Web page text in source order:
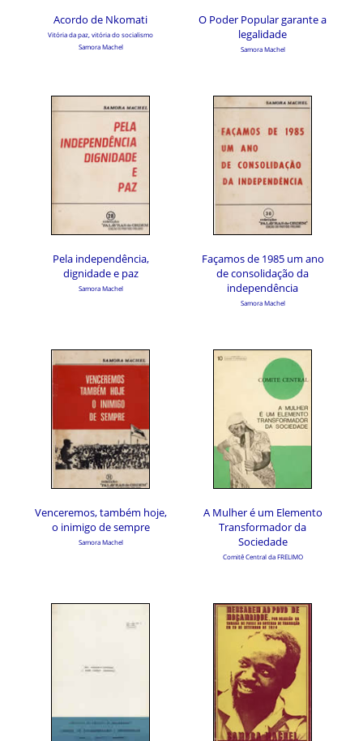
Acordo de Nkomati
Vitória da paz, vitória do socialismo
Samora Machel
O Poder Popular garante a
legalidade
Samora Machel
Pela independência,
dignidade e paz
Samora Machel
Façamos de 1985 um ano
de consolidação da
independência
Samora Machel
Venceremos, também hoje,
o inimigo de sempre
Samora Machel
A Mulher é um Elemento
Transformador da
Sociedade
Comitê Central da FRELIMO